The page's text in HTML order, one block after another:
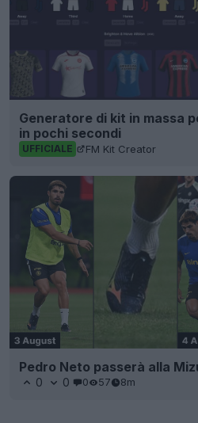
Generatore di kit in massa
in pochi secondi
UFFICIALE FM Kit Creator
Pedro Neto passerà alla
0 0 0 57 8m